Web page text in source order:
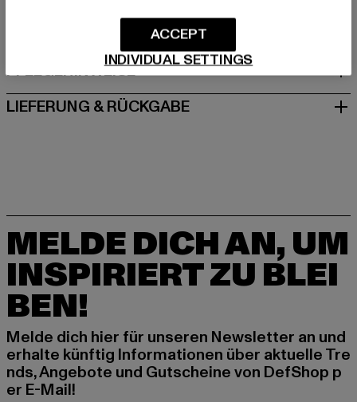
GRÖSSE & PASSFORM
PFLEGEHINWEISE
LIEFERUNG & RÜCKGABE
MELDE DICH AN, UM
INSPIRIERT ZU BLEI
BEN!
Melde dich hier für unseren Newsletter an und
erhalte künftig Informationen über aktuelle Tre
nds, Angebote und Gutscheine von DefShop p
er E-Mail!
INDIVIDUAL SETTINGS
ACCEPT